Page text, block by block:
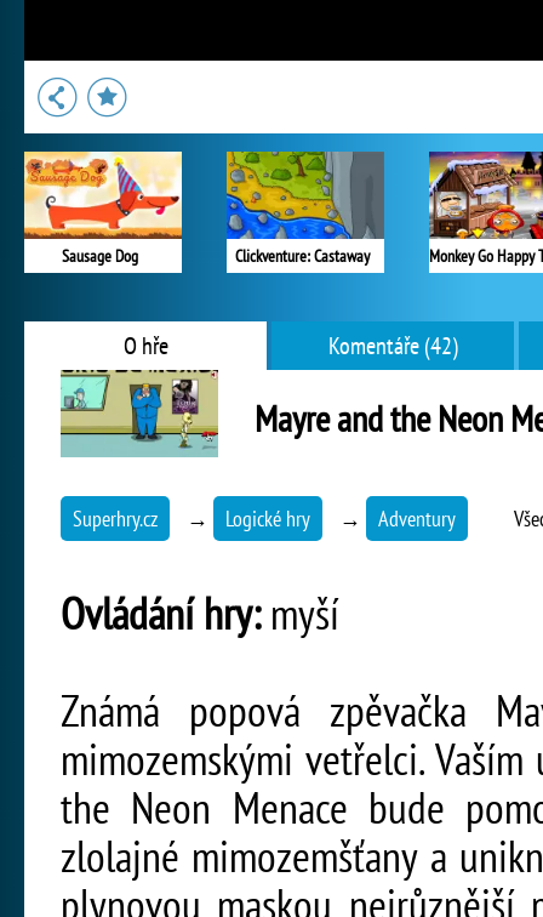
Sausage Dog Clickventure: Castaway
O hře Komentáře (42)
Mayre and the Neon
Superhry.cz → Logické hry → Adventury
Ovládání hry:myší
Známá popová zpěvačka
mimozemskými vetřelci.
the Neon Menace bude
zlolajné mimozemšťany a
plynovou maskou